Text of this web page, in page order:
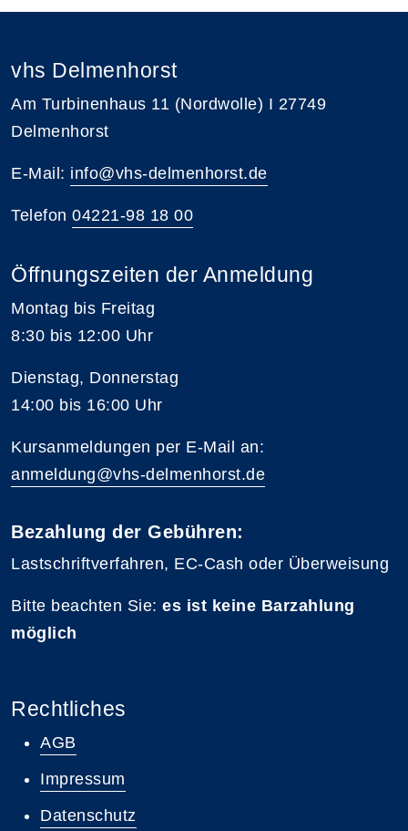
vhs Delmenhorst
Am Turbinenhaus 11 (Nordwolle) I 27749
Delmenhorst
E-Mail: info@vhs-delmenhorst.de
Telefon 04221-98 18 00
Öffnungszeiten der Anmeldung
Montag bis Freitag
8:30 bis 12:00 Uhr
Dienstag, Donnerstag
14:00 bis 16:00 Uhr
Kursanmeldungen per E-Mail an:
anmeldung@vhs-delmenhorst.de
Bezahlung der Gebühren:
Lastschriftverfahren, EC-Cash oder Überweisung
Bitte beachten Sie: es ist keine Barzahlung
möglich
Rechtliches
AGB
Impressum
Datenschutz